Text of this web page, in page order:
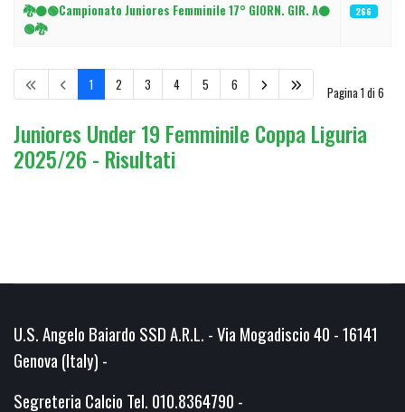
🐉⚫️🟢Campionato Juniores Femminile 17° GIORN. GIR. A⚫
🟢🐉
266
Pagina 1 di 6
1 2 3 4 5 6
Juniores Under 19 Femminile Coppa Liguria
2025/26 - Risultati
U.S. Angelo Baiardo SSD A.R.L. - Via Mogadiscio 40 - 16141
Genova (Italy) -
Segreteria Calcio Tel. 010.8364790 -